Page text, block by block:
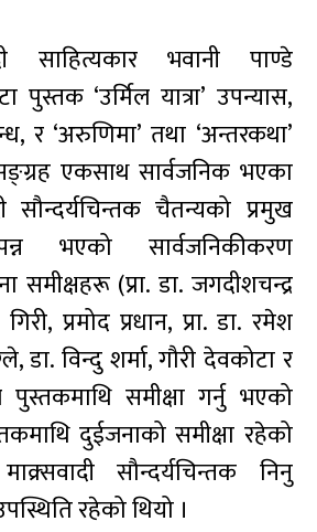
साहित्यकार भवानी पाण्डे
पुस्तक ‘उर्मिल यात्रा’ उपन्यास,
र ‘अरुणिमा’ तथा ‘अन्तरकथा’
एकसाथ सार्वजनिक भएका
सौन्दर्यचिन्तक चैतन्यको प्रमुख
भएको सार्वजनिकीकरण
समीक्षहरू (प्रा. डा. जगदीशचन्द्र
प्रमोद प्रधान, प्रा. डा. रमेश
डा. विन्दु शर्मा, गौरी देवकोटा र
समीक्षा गर्नु भएको
दुईजनाको समीक्षा रहेको
सौन्दर्यचिन्तक निनु
रहेको थियो ।